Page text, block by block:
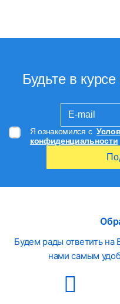
Будьте в
Я ознакомился с
конфиденциальности
Будем рады ответить на
нами самым